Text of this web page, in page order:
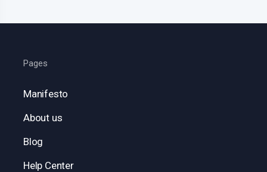
Pages
Manifesto
About us
Blog
Help Center